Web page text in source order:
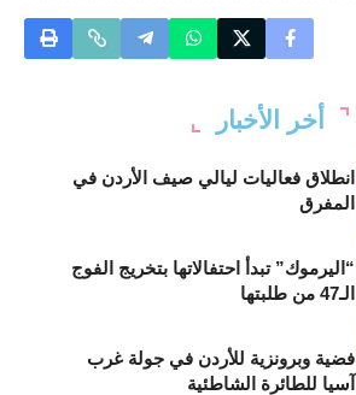
أخر الأخبار
انطلاق فعاليات ليالي صيف الأردن في
المفرق
“اليرموك” تبدأ احتفالاتها بتخريج الفوج
الـ47 من طلبتها
فضية وبرونزية للأردن في جولة غرب
آسيا للطائرة الشاطئية